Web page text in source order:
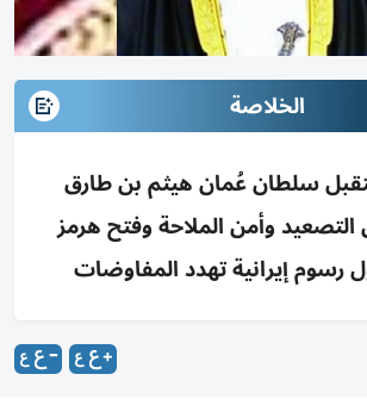
الخلاصة
سلطان عُمان هيثم بن طارق
وأمن الملاحة وفتح هرمز
رسوم إيرانية تهدد المفاوضات